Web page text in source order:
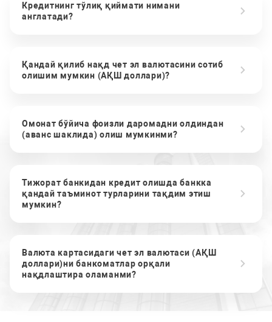
Кредитнинг тўлиқ қиймати нимани
англатади?
Қандай қилиб нақд чет эл валютасини сотиб
олишим мумкин (АҚШ доллари)?
Омонат бўйича фоизли даромадни олдиндан
(аванс шаклида) олиш мумкинми?
Тижорат банкидан кредит олишда банкка
қандай таъминот турларини тақдим этиш
мумкин?
Валюта картасидаги чет эл валютаси (АҚШ
доллари)ни банкоматлар орқали
нақдлаштира оламанми?